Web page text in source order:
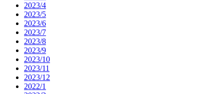
2023/4
2023/5
2023/6
2023/7
2023/8
2023/9
2023/10
2023/11
2023/12
2022/1